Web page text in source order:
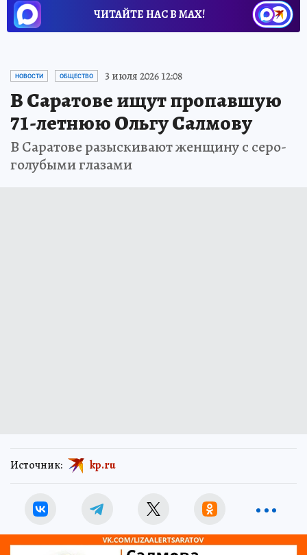
ЧИТАЙТЕ НАС В МАХ!
НОВОСТИ ОБЩЕСТВО 3 июля 2026 12:08
В Саратове ищут пропавшую
71-летнюю Ольгу Салмову
В Саратове разыскивают женщину с серо-
голубыми глазами
Источник: kp.ru